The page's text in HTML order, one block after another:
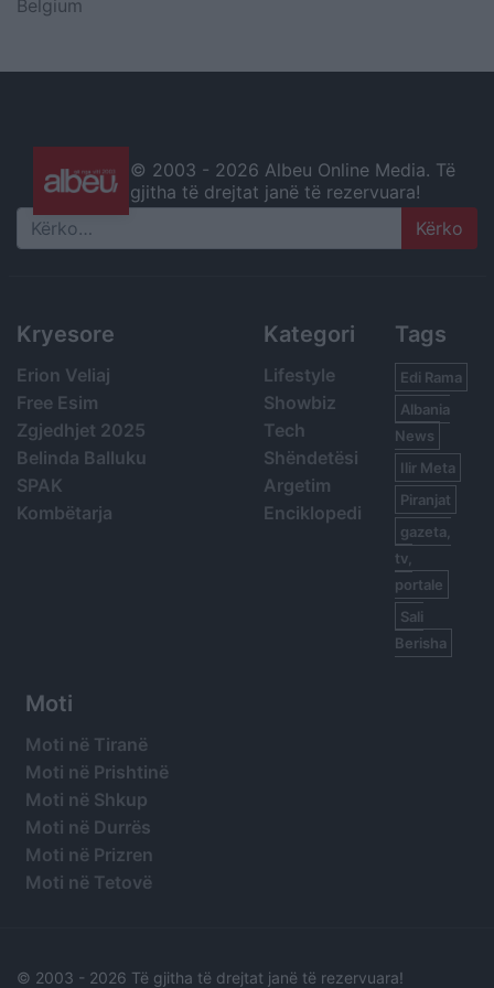
Belgium
© 2003 - 2026 Albeu Online Media. Të
gjitha të drejtat janë të rezervuara!
Search
Kryesore
Erion Veliaj
Free Esim
Zgjedhjet 2025
Belinda Balluku
SPAK
Kombëtarja
Kategori
Lifestyle
Showbiz
Tech
Shëndetësi
Argetim
Enciklopedi
Tags
Edi Rama
Albania
News
Ilir Meta
Piranjat
gazeta,
tv,
portale
Sali
Berisha
Moti
Moti në Tiranë
Moti në Prishtinë
Moti në Shkup
Moti në Durrës
Moti në Prizren
Moti në Tetovë
© 2003 - 2026 Të gjitha të drejtat janë të rezervuara!